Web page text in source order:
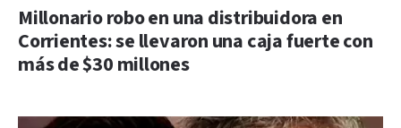
Millonario robo en una distribuidora en
Corrientes: se llevaron una caja fuerte con
más de $30 millones